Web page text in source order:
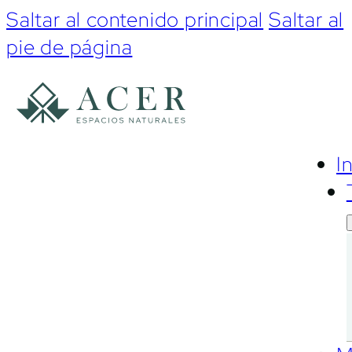
Saltar al contenido principal Saltar al
pie de página